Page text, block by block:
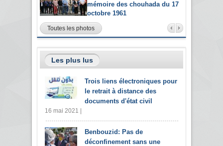
mémoire des chouhada du 17
octobre 1961
Toutes les photos
Les plus lus
Trois liens électroniques pour
le retrait à distance des
documents d'état civil
16 mai 2021 |
Benbouzid: Pas de
déconfinement sans une